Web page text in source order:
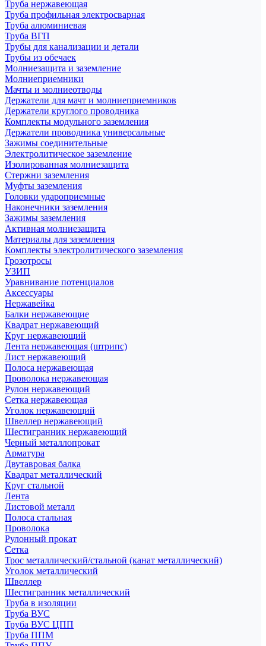
Труба нержавеющая
Труба профильная электросварная
Труба алюминиевая
Труба ВГП
Трубы для канализации и детали
Трубы из обечаек
Молниезащита и заземление
Молниеприемники
Мачты и молниеотводы
Держатели для мачт и молниеприемников
Держатели круглого проводника
Комплекты модульного заземления
Держатели проводника универсальные
Зажимы соединительные
Электролитическое заземление
Изолированная молниезащита
Стержни заземления
Муфты заземления
Головки удароприемные
Наконечники заземления
Зажимы заземления
Активная молниезащита
Материалы для заземления
Комплекты электролитического заземления
Грозотросы
УЗИП
Уравнивание потенциалов
Аксессуары
Нержавейка
Балки нержавеющие
Квадрат нержавеющий
Круг нержавеющий
Лента нержавеющая (штрипс)
Лист нержавеющий
Полоса нержавеющая
Проволока нержавеющая
Рулон нержавеющий
Сетка нержавеющая
Уголок нержавеющий
Швеллер нержавеющий
Шестигранник нержавеющий
Черный металлопрокат
Арматура
Двутавровая балка
Квадрат металлический
Круг стальной
Лента
Листовой металл
Полоса стальная
Проволока
Рулонный прокат
Сетка
Трос металлический/стальной (канат металлический)
Уголок металлический
Швеллер
Шестигранник металлический
Труба в изоляции
Труба ВУС
Труба ВУС ЦПП
Труба ППМ